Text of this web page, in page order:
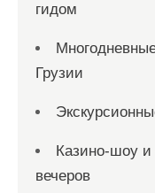
гидом
Грузии
Казино-шоу и
вечеров